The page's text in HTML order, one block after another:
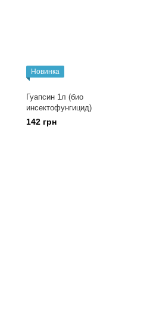
Новинка
Гуапсин 1л (био
инсектофунгицид)
142 грн